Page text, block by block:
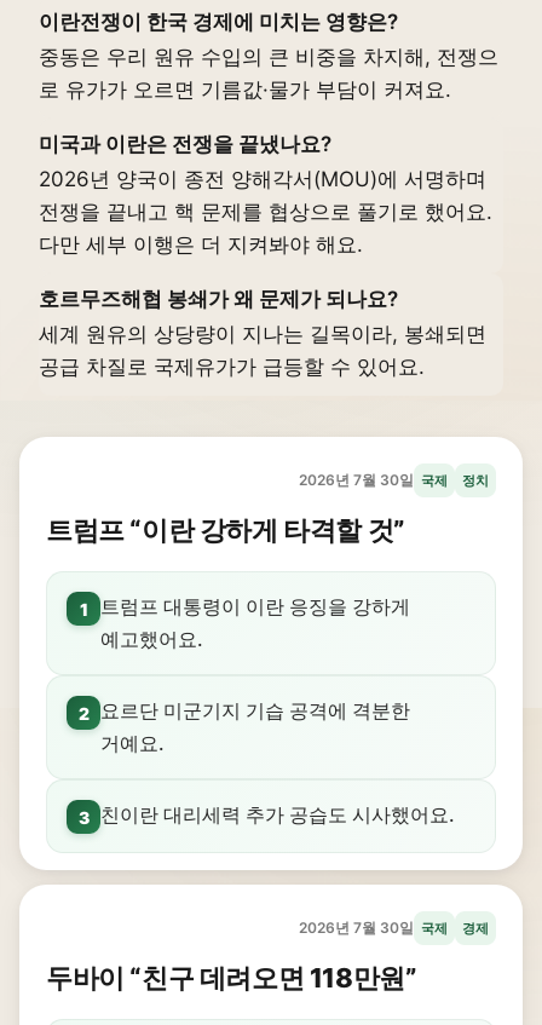
이란전쟁이 한국 경제에 미치는 영향은?
중동은 우리 원유 수입의 큰 비중을 차지해, 전쟁으
로 유가가 오르면 기름값·물가 부담이 커져요.
미국과 이란은 전쟁을 끝냈나요?
2026년 양국이 종전 양해각서(MOU)에 서명하며
전쟁을 끝내고 핵 문제를 협상으로 풀기로 했어요.
다만 세부 이행은 더 지켜봐야 해요.
호르무즈해협 봉쇄가 왜 문제가 되나요?
세계 원유의 상당량이 지나는 길목이라, 봉쇄되면
공급 차질로 국제유가가 급등할 수 있어요.
2026년 7월 30일 국제 정치
트럼프 “이란 강하게 타격할 것”
1
트럼프 대통령이 이란 응징을 강하게
예고했어요.
2
요르단 미군기지 기습 공격에 격분한
거예요.
3 친이란 대리세력 추가 공습도 시사했어요.
2026년 7월 30일 국제 경제
두바이 “친구 데려오면 118만원”